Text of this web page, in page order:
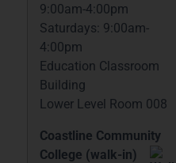
9:00am-4:00pm
Saturdays: 9:00am-
4:00pm
Education Classroom
Building
Lower Level Room 008
Coastline Community
College (walk-in)